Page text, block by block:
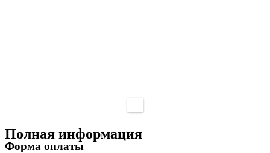
Полная информация
Форма оплаты